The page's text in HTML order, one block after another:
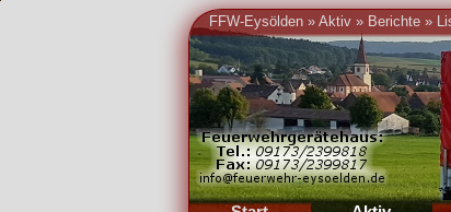
FFW-Eysölden» Aktiv» Berichte»